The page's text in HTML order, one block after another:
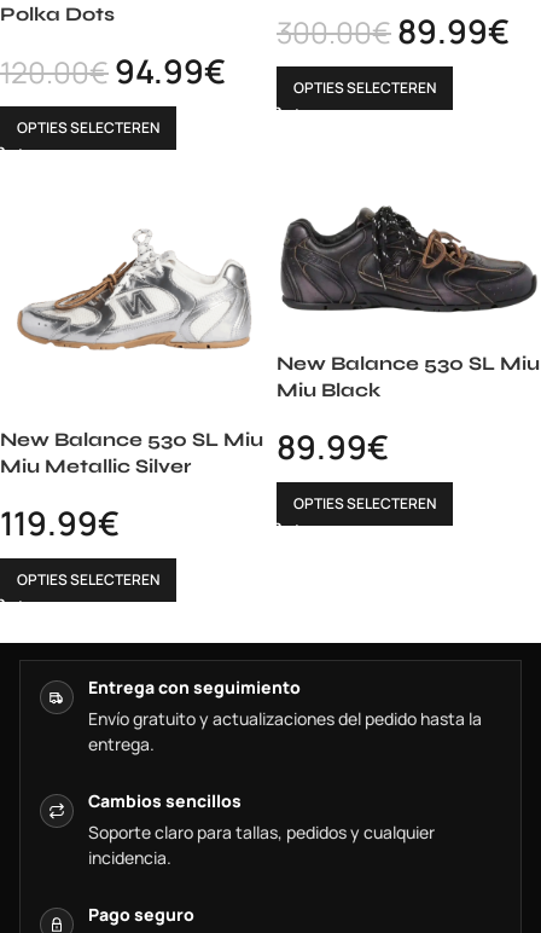
Polka Dots
120.00€94.99€
OPTIES SELECTEREN
300.00€89.99€
OPTIES SELECTEREN
New Balance 530 SL Miu
Miu Metallic Silver
119.99€
OPTIES SELECTEREN
New Balance 530 SL Miu
Miu Black
89.99€
OPTIES SELECTEREN
Entrega con seguimiento
Envío gratuito y actualizaciones del pedido hasta la
entrega.
Cambios sencillos
Soporte claro para tallas, pedidos y cualquier
incidencia.
Pago seguro